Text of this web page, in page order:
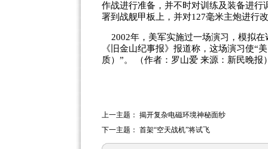
作战进行准备，并不时对训练及装备进
署到战舰甲板上，并对127毫米主炮进行
2002年，美军实施过一场演习，模拟在
《旧金山纪事报》报道称，这场演习使“
质）”。 （作者：罗山爱 来源：新民晚报
上一主题： 揭开复杂电磁环境神秘面纱
下一主题： 首架“空天战机”将试飞